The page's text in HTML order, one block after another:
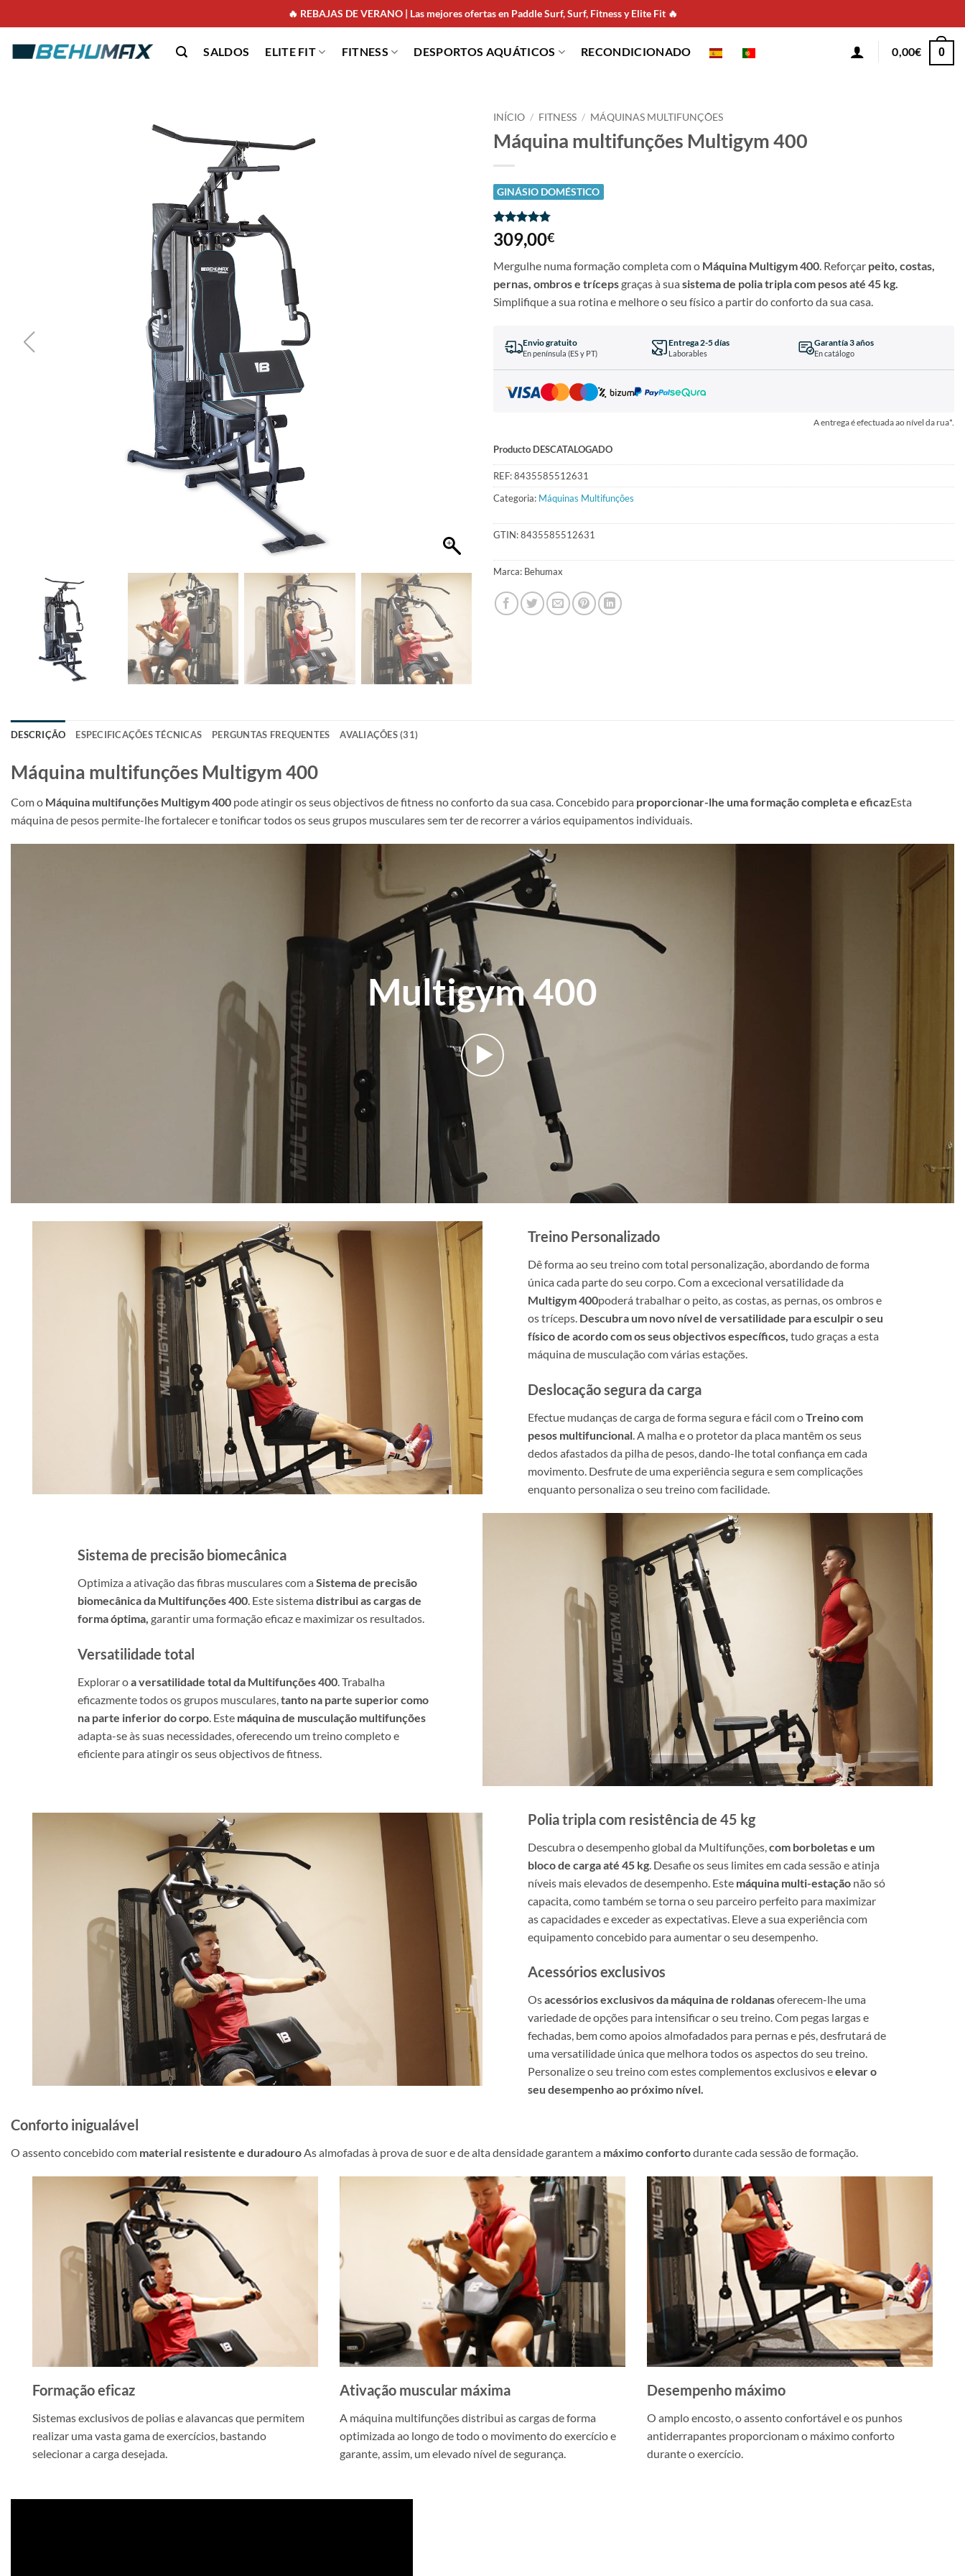
🔥 REBAJAS DE VERANO | Las mejores ofertas en Paddle Surf, Surf, Fitness y Elite Fit 🔥
SALDOS ELITE FIT FITNESS DESPORTOS AQUÁTICOS RECONDICIONADO 0,00€ 0
INÍCIO / FITNESS / MÁQUINAS MULTIFUNÇÕES
Máquina multifunções Multigym 400
GINÁSIO DOMÉSTICO
Classificado
com4.74
base em
31
classificações
de clientes
309,00€
Mergulhe numa formação completa com o Máquina Multigym 400 . Reforçar peito, costas,
pernas, ombros e trícepsgraças à sua sistema de polia triplacom pesos até 45 kg.
Simplifique a sua rotina e melhore o seu físico a partir do conforto da sua casa.
Envio gratuito
En península (ES y PT)
Entrega 2-5 días
Laborables
Garantía 3 años
En catálogo
A entrega é efectuada ao nível da rua*.
Producto DESCATALOGADO
REF:8435585512631
Categoria: Máquinas Multifunções
GTIN:8435585512631
Marca: Behumax
DESCRIÇÃO ESPECIFICAÇÕES TÉCNICAS PERGUNTAS FREQUENTES AVALIAÇÕES (31)
Máquina multifunções Multigym 400
Com o Máquina multifunções Multigym 400 pode atingir os seus objectivos de fitness no conforto da sua casa. Concebido para proporcionar-lhe uma formação completa e eficazEsta
máquina de pesos permite-lhe fortalecer e tonificar todos os seus grupos musculares sem ter de recorrer a vários equipamentos individuais.
Multigym 400
Treino Personalizado
Dê forma ao seu treino com total personalização, abordando de forma
única cada parte do seu corpo. Com a excecional versatilidade da
Multigym 400poderá trabalhar o peito, as costas, as pernas, os ombros e
os tríceps. Descubra um novo nível de versatilidade para esculpir o seu
físico de acordo com os seus objectivos específicos, tudo graças a esta
máquina de musculação com várias estações.
Deslocação segura da carga
Efectue mudanças de carga de forma segura e fácil com oTreino com
pesos multifuncional. A malha e o protetor da placa mantêm os seus
dedos afastados da pilha de pesos, dando-lhe total confiança em cada
movimento. Desfrute de uma experiência segura e sem complicações
enquanto personaliza o seu treino com facilidade.
Sistema de precisão biomecânica
Optimiza a ativação das fibras musculares com a Sistema de precisão
biomecânica da Multifunções 400. Este sistema distribui as cargas de
forma óptima, garantir uma formação eficaz e maximizar os resultados.
Versatilidade total
Explorar oa versatilidade total da Multifunções 400. Trabalha
eficazmente todos os grupos musculares, tanto na parte superior como
na parte inferior do corpo. Este máquina de musculação multifunções
adapta-se às suas necessidades, oferecendo um treino completo e
eficiente para atingir os seus objectivos de fitness.
Polia tripla com resistência de 45 kg
Descubra o desempenho global da Multifunções, com borboletas e um
bloco de carga até 45 kg. Desafie os seus limites em cada sessão e atinja
níveis mais elevados de desempenho. Este máquina multi-estaçãonão só
capacita, como também se torna o seu parceiro perfeito para maximizar
as capacidades e exceder as expectativas. Eleve a sua experiência com
equipamento concebido para aumentar o seu desempenho.
Acessórios exclusivos
Osacessórios exclusivos da máquina de roldanasoferecem-lhe uma
variedade de opções para intensificar o seu treino. Com pegas largas e
fechadas, bem como apoios almofadados para pernas e pés, desfrutará de
uma versatilidade única que melhora todos os aspectos do seu treino.
Personalize o seu treino com estes complementos exclusivos eelevar o
seu desempenho ao próximo nível.
Conforto inigualável
O assento concebido com material resistente e duradouroAs almofadas à prova de suor e de alta densidade garantem a máximo confortodurante cada sessão de formação.
Formação eficaz
Sistemas exclusivos de polias e alavancas que permitem
realizar uma vasta gama de exercícios, bastando
selecionar a carga desejada.
Ativação muscular máxima
A máquina multifunções distribui as cargas de forma
optimizada ao longo de todo o movimento do exercício e
garante, assim, um elevado nível de segurança.
Desempenho máximo
O amplo encosto, o assento confortável e os punhos
antiderrapantes proporcionam o máximo conforto
durante o exercício.